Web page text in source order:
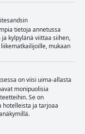
tietoja annetussa
kylpylänä viittaa siihen,
mukaan
on viisi uima-allasta
monipuolisia
Se on
hotelleista ja tarjoaa